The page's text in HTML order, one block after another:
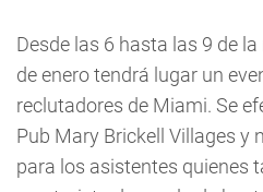
Desde las 6 hasta las 9 de
de enero tendrá lugar un
reclutadores de Miami. Se
Pub Mary Brickell Villages y
para los asistentes quienes